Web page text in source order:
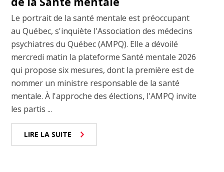
Le portrait de la santé mentale est préoccupant
au Québec, s'inquiète l'Association des médecins
psychiatres du Québec (AMPQ). Elle a dévoilé
mercredi matin la plateforme Santé mentale 2026
qui propose six mesures, dont la première est de
nommer un ministre responsable de la santé
mentale. À l'approche des élections, l'AMPQ invite
les partis ...
LIRE LA SUITE